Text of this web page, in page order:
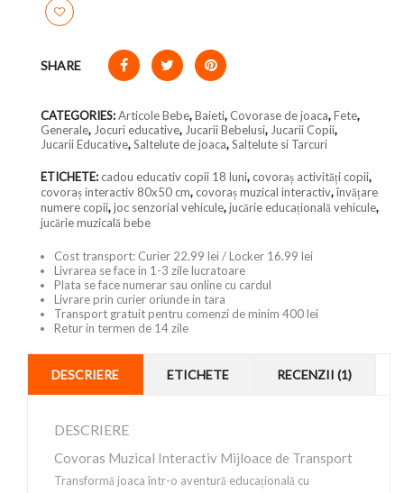
SHARE
CATEGORIES:Articole Bebe,Baieti,Covorase de joaca,Fete,
Generale, Jocuri educative, Jucarii Bebelusi, Jucarii Copii,
Jucarii Educative,Saltelute de joaca,Saltelute si Tarcuri
ETICHETE:cadou educativ copii 18 luni,covoraș activități copii,
covoraș interactiv 80x50 cm,covoraș muzical interactiv,învățare
numere copii,joc senzorial vehicule,jucărie educațională vehicule,
jucărie muzicală bebe
Cost transport: Curier 22.99 lei / Locker 16.99 lei
Livrarea se face in 1-3 zile lucratoare
Plata se face numerar sau online cu cardul
Livrare prin curier oriunde in tara
Transport gratuit pentru comenzi de minim 400 lei
Retur in termen de 14 zile
DESCRIERE ETICHETE RECENZII (1)
DESCRIERE
Covoras Muzical Interactiv Mijloace de Transport
Transformă joaca într-o aventură educațională cu